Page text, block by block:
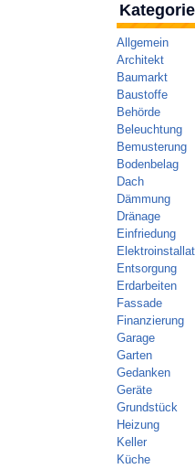
Allgemein
Architekt
Baumarkt
Baustoffe
Behörde
Beleuchtung
Bemusterung
Bodenbelag
Dach
Dämmung
Dränage
Einfriedung
Entsorgung
Erdarbeiten
Fassade
Finanzierung
Garage
Garten
Gedanken
Geräte
Grundstück
Heizung
Keller
Küche